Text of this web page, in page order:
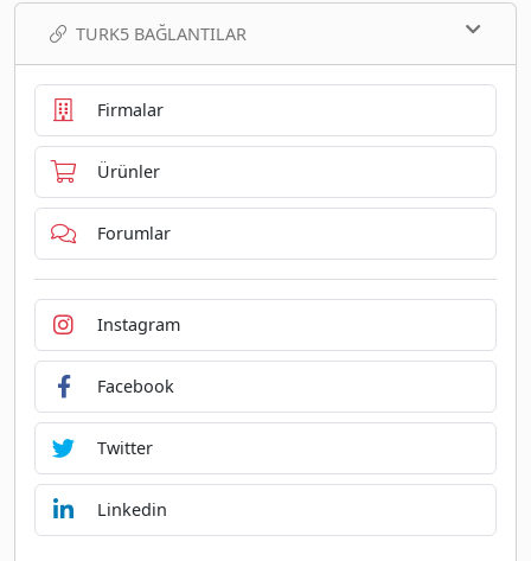
TURK5 BAĞLANTILAR
Firmalar
Ürünler
Forumlar
Instagram
Facebook
Twitter
Linkedin